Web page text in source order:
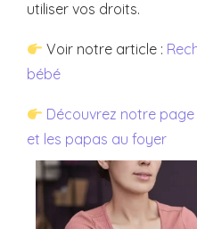
utiliser vos droits.
Voir notre article :
bébé
Découvrez notre
et les papas au foyer